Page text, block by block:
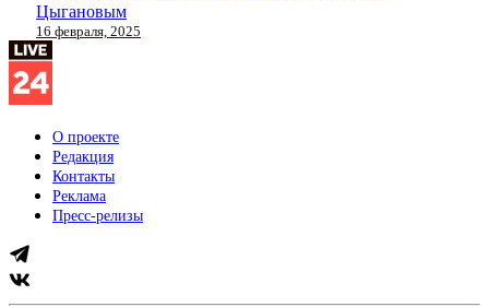
Цыгановым
16 февраля, 2025
О проекте
Редакция
Контакты
Реклама
Пресс-релизы